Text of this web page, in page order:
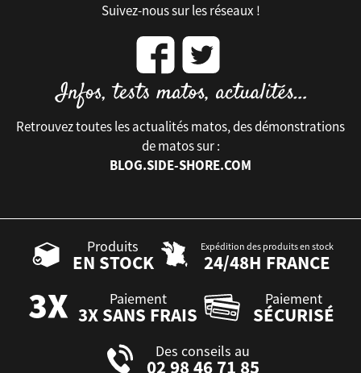
Suivez-nous sur les réseaux !
Retrouvez toutes les actualités matos, des démonstrations
de matos sur :
BLOG.SIDE-SHORE.COM
Produits
EN STOCK
Expédition des produits en stock
24/48H FRANCE
Paiement
3X SANS FRAIS
Paiement
SÉCURISÉ
Des conseils au
02 98 46 71 85